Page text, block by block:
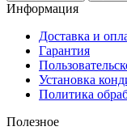
Информация
Доставка и
Гарантия
Установка
Политика
Полезное